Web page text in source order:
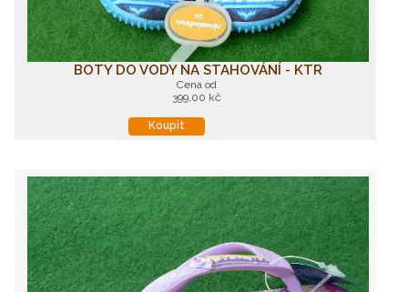
BOTY DO VODY NA STAHOVÁNÍ - KTR
Cena od
399,00 kč
Koupit